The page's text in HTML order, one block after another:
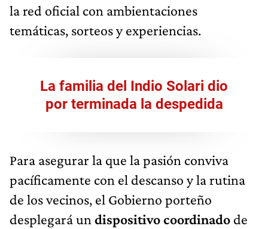
la red oficial con ambientaciones
temáticas, sorteos y experiencias.
La familia del Indio Solari dio
por terminada la despedida
Para asegurar la que la pasión conviva
pacíficamente con el descanso y la rutina
de los vecinos, el Gobierno porteño
desplegará un dispositivo coordinado de